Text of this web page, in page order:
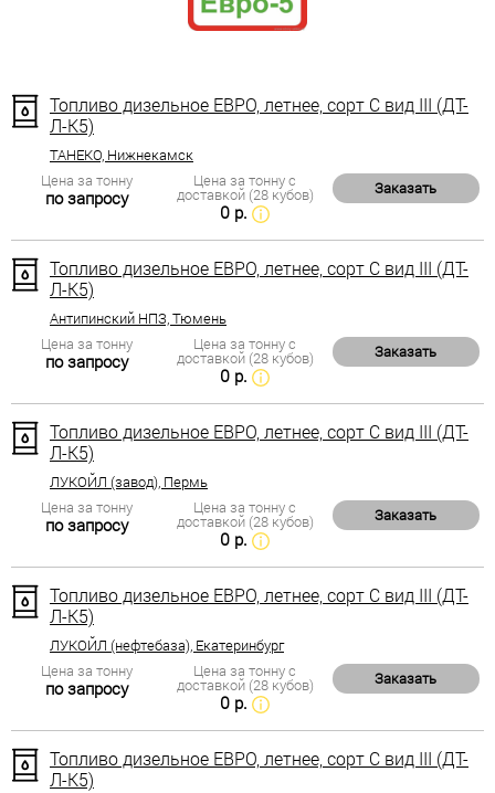
Топливо дизельное ЕВРО, летнее, сорт С вид III (ДТ-
Л-К5)
ТАНЕКО, Нижнекамск
Цена за тонну
по запросу
Цена за тонну с
доставкой (28 кубов)
0 р.
Заказать
Топливо дизельное ЕВРО, летнее, сорт С вид III (ДТ-
Л-К5)
Антипинский НПЗ, Тюмень
Цена за тонну
по запросу
Цена за тонну с
доставкой (28 кубов)
0 р.
Заказать
Топливо дизельное ЕВРО, летнее, сорт С вид III (ДТ-
Л-К5)
ЛУКОЙЛ (завод), Пермь
Цена за тонну
по запросу
Цена за тонну с
доставкой (28 кубов)
0 р.
Заказать
Топливо дизельное ЕВРО, летнее, сорт С вид III (ДТ-
Л-К5)
ЛУКОЙЛ (нефтебаза), Екатеринбург
Цена за тонну
по запросу
Цена за тонну с
доставкой (28 кубов)
0 р.
Заказать
Топливо дизельное ЕВРО, летнее, сорт С вид III (ДТ-
Л-К5)